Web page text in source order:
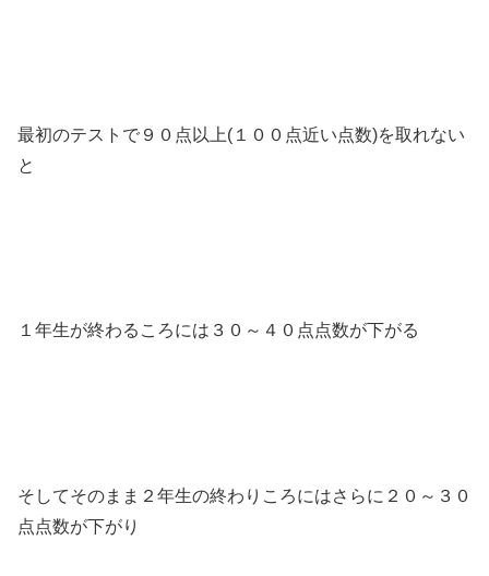
最初のテストで９０点以上(１００点近い点数)を取れない
と
１年生が終わるころには３０～４０点点数が下がる
そしてそのまま２年生の終わりころにはさらに２０～３０
点点数が下がり